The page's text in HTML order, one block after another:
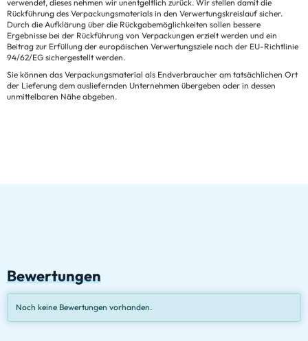
verwendet, dieses nehmen wir unentgeltlich zurück. Wir stellen damit die
Rückführung des Verpackungsmaterials in den Verwertungskreislauf sicher.
Durch die Aufklärung über die Rückgabemöglichkeiten sollen bessere
Ergebnisse bei der Rückführung von Verpackungen erzielt werden und ein
Beitrag zur Erfüllung der europäischen Verwertungsziele nach der EU-Richtlinie
94/62/EG sichergestellt werden.
Sie können das Verpackungsmaterial als Endverbraucher am tatsächlichen Ort
der Lieferung dem ausliefernden Unternehmen übergeben oder in dessen
unmittelbaren Nähe abgeben.
Bewertungen
Noch keine Bewertungen vorhanden.